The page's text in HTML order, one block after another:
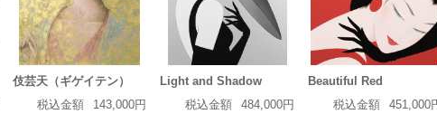
伎芸天（ギゲイテン）
税込金額
143,000円
Light and Shadow
税込金額
484,000円
Beautiful Red
税込金額
451,000